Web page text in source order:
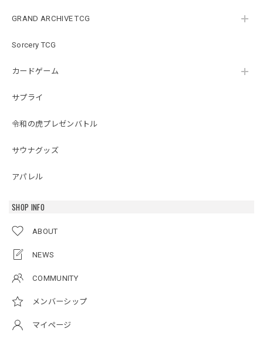
GRAND ARCHIVE TCG
Sorcery TCG
カードゲーム
サプライ
令和の虎プレゼンバトル
サウナグッズ
アパレル
SHOP INFO
ABOUT
NEWS
COMMUNITY
メンバーシップ
マイページ